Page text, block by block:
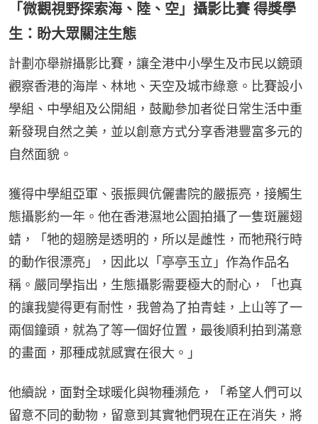
「微觀視野探索海、陸、空」攝影比賽 得獎學
生：盼大眾關注生態
計劃亦舉辦攝影比賽，讓全港中小學生及市民以鏡頭
觀察香港的海岸、林地、天空及城市綠意。比賽設小
學組、中學組及公開組，鼓勵參加者從日常生活中重
新發現自然之美，並以創意方式分享香港豐富多元的
自然面貌。
獲得中學組亞軍、張振興伉儷書院的嚴振亮，接觸生
態攝影約一年。他在香港濕地公園拍攝了一隻斑麗翅
蜻，「牠的翅膀是透明的，所以是雌性，而牠飛行時
的動作很漂亮」，因此以「亭亭玉立」作為作品名
稱。嚴同學指出，生態攝影需要極大的耐心，「也真
的讓我變得更有耐性，我曾為了拍青蛙，上山等了一
兩個鐘頭，就為了等一個好位置，最後順利拍到滿意
的畫面，那種成就感實在很大。」
他續說，面對全球暖化與物種瀕危，「希望人們可以
留意不同的動物，留意到其實牠們現在正在消失，將